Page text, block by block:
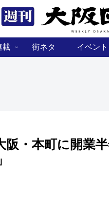
載 街ネタ イベント
阪・本町に開業